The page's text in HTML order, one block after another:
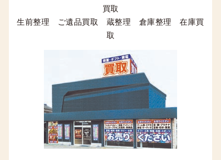
買取
生前整理 ご遺品買取 蔵整理 倉庫整理 在庫買
取